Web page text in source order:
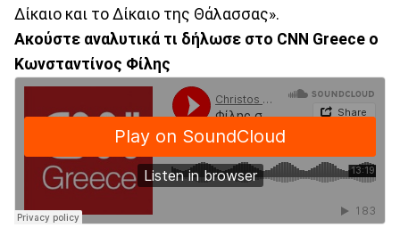
Δίκαιο και το Δίκαιο της Θάλασσας».
Ακούστε αναλυτικά τι δήλωσε στο CNN Greece o
Κωνσταντίνος Φίλης